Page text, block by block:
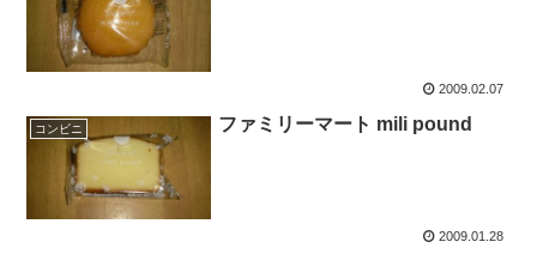
2009.02.07
コンビニ ファミリーマート mili pound
2009.01.28